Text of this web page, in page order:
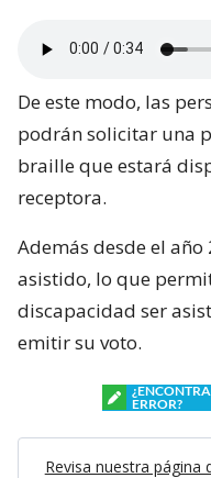
De este modo, las
podrán solicitar una
braille que estará
receptora.
Además desde el año
asistido, lo que
discapacidad ser
emitir su voto.
ERROR?
Revisa nuestra página